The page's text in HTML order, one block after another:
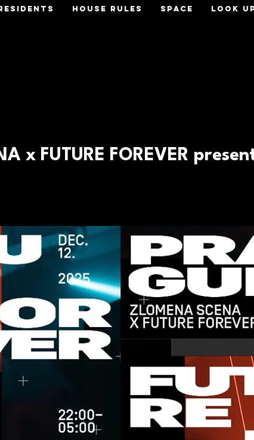
HOUSE RULES SPACE LOOK
x FUTURE FOREVER